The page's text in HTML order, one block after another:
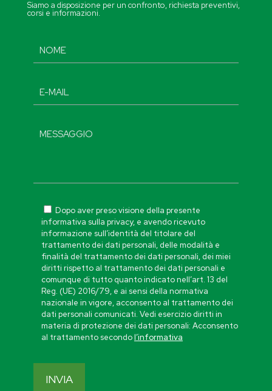
Siamo a disposizione per un confronto, richiesta preventivi,
corsi e informazioni.
Dopo aver preso visione della presente
informativa sulla privacy, e avendo ricevuto
informazione sull’identità del titolare del
trattamento dei dati personali, delle modalità e
finalità del trattamento dei dati personali, dei miei
diritti rispetto al trattamento dei dati personali e
comunque di tutto quanto indicato nell’art. 13 del
Reg. (UE) 2016/79, e ai sensi della normativa
nazionale in vigore, acconsento al trattamento dei
dati personali comunicati. Vedi esercizio diritti in
materia di protezione dei dati personali: Acconsento
al trattamento secondol’informativa